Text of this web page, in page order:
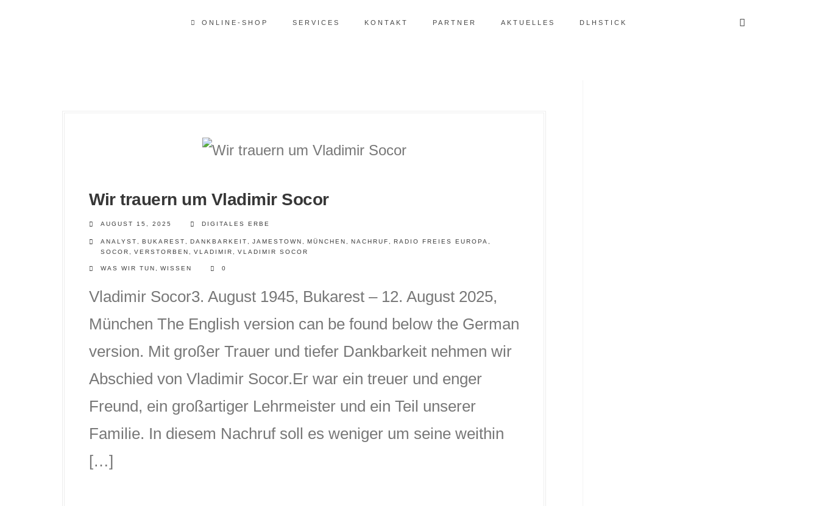
ONLINE-SHOP SERVICES KONTAKT PARTNER AKTUELLES DLHSTICK
Wir trauern um Vladimir Socor
AUGUST 15, 2025 DIGITALES ERBE
ANALYST BUKAREST DANKBARKEIT JAMESTOWN MÜNCHEN NACHRUF RADIO FREIES EUROPA
SOCOR
VERSTORBEN VLADIMIR VLADIMIR SOCOR
WAS WIR TUN WISSEN 0
Vladimir Socor3. August 1945, Bukarest – 12. August 2025,
München The English version can be found below the German
version. Mit großer Trauer und tiefer Dankbarkeit nehmen wir
Abschied von Vladimir Socor.Er war ein treuer und enger
Freund, ein großartiger Lehrmeister und ein Teil unserer
Familie. In diesem Nachruf soll es weniger um seine weithin
[…]